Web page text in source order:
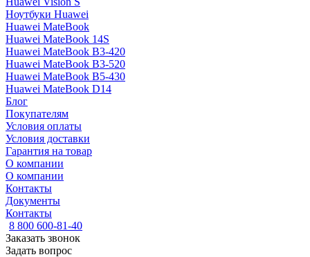
Ноутбуки Huawei
Huawei MateBook
Huawei MateBook 14S
Huawei MateBook B3-420
Huawei MateBook B3-520
Huawei MateBook B5-430
Huawei MateBook D14
Блог
Покупателям
Условия оплаты
Условия доставки
Гарантия на товар
О компании
О компании
Контакты
Документы
Контакты
8 800 600-81-40
Заказать звонок
Задать вопрос